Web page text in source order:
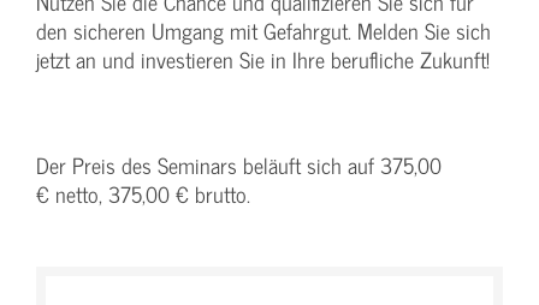
den sicheren Umgang mit Gefahrgut. Melden Sie sich
jetzt an und investieren Sie in Ihre berufliche Zukunft!
Der Preis des Seminars beläuft sich auf 375,00
€ netto, 375,00 € brutto.